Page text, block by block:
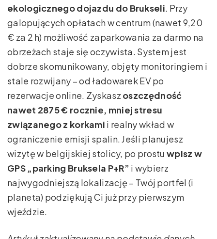
ekologicznego dojazdu do Brukseli. Przy
galopujących opłatach w centrum (nawet 9,20
€ za 2 h) możliwość zaparkowania za darmo na
obrzeżach staje się oczywista. System jest
dobrze skomunikowany, objęty monitoringiem i
stale rozwijany – od ładowarek EV po
rezerwacje online. Zyskasz oszczędność
nawet 2875 € rocznie, mniej stresu
związanego z korkami i realny wkład w
ograniczenie emisji spalin. Jeśli planujesz
wizytę w belgijskiej stolicy, po prostu wpisz w
GPS „parking Bruksela P+R” i wybierz
najwygodniejszą lokalizację – Twój portfel (i
planeta) podziękują Ci już przy pierwszym
wjeździe.